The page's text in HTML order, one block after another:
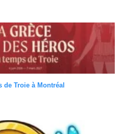
de Troie à Montréal